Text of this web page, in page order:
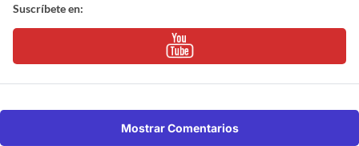
Suscríbete en:
Mostrar Comentarios